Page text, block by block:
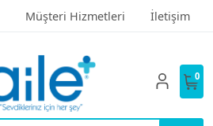
Müşteri Hizmetleri İletişim
0